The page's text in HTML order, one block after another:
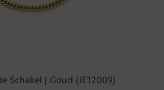
Schakel | Goud (JE12009)